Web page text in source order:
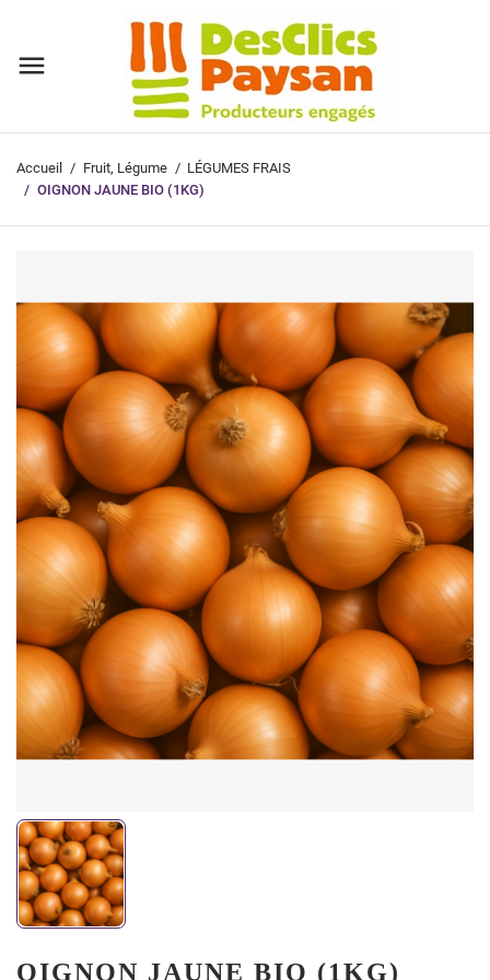
Accueil Fruit, Légume
LÉGUMES FRAIS
OIGNON JAUNE BIO (1KG)
OIGNON JAUNE BIO (1KG)